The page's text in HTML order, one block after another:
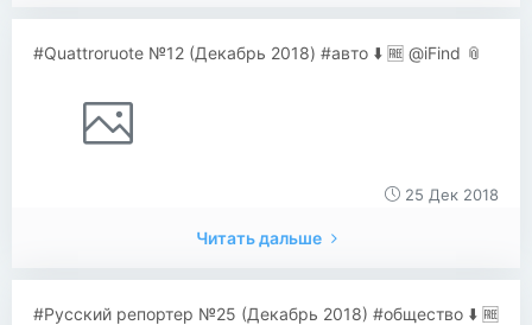
#Quattroruote №12 (Декабрь 2018) #авто ⬇️ 🆓 @iFind 📎
25 Дек 2018
Читать дальше
#Русский репортер №25 (Декабрь 2018) #общество ⬇️ 🆓